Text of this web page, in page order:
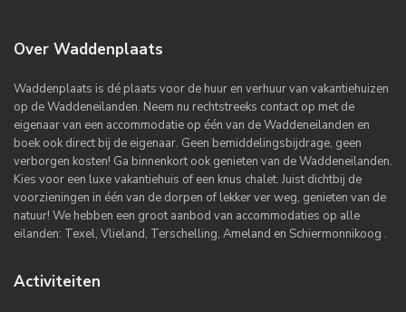
Over Waddenplaats
Waddenplaats is dé plaats voor de huur en verhuur van vakantiehuizen
op de Waddeneilanden. Neem nu rechtstreeks contact op met de
eigenaar van een accommodatie op één van de Waddeneilanden en
boek ook direct bij de eigenaar. Geen bemiddelingsbijdrage, geen
verborgen kosten! Ga binnenkort ook genieten van de Waddeneilanden.
Kies voor een luxe vakantiehuis of een knus chalet. Juist dichtbij de
voorzieningen in één van de dorpen of lekker ver weg, genieten van de
natuur! We hebben een groot aanbod van accommodaties op alle
eilanden: Texel, Vlieland, Terschelling, Ameland en Schiermonnikoog .
Activiteiten